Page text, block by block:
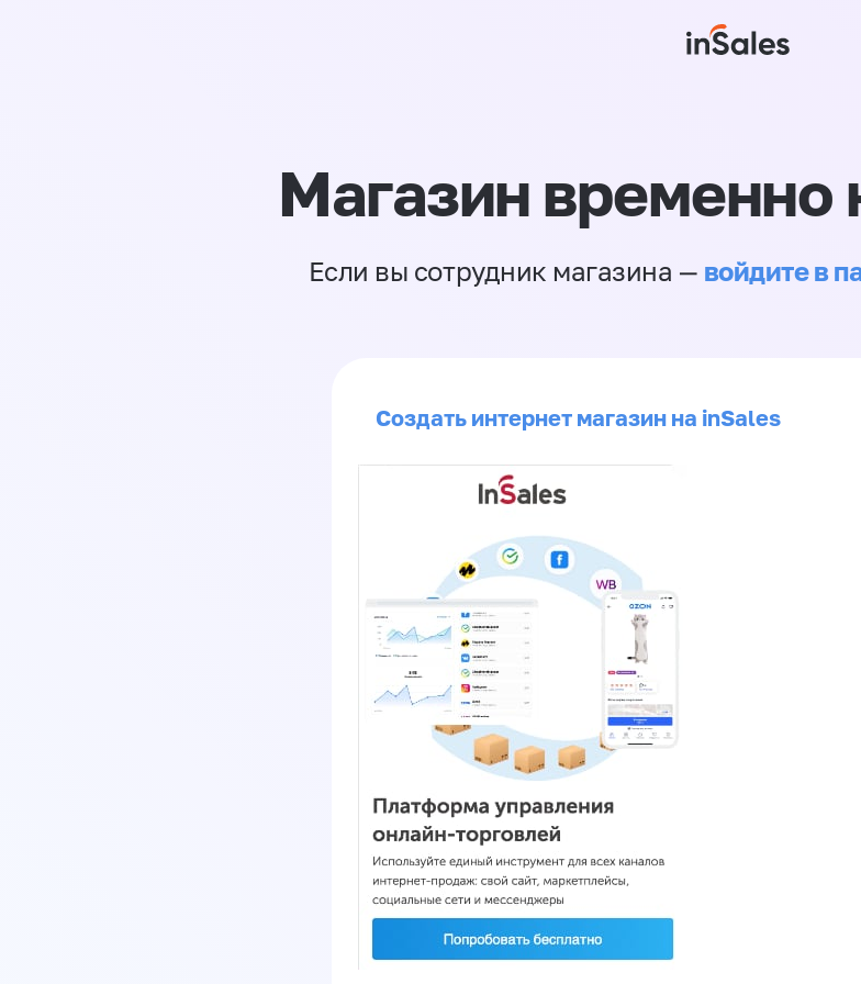
Магазин временно
Если вы сотрудник магазина — войдите в
Создать интернет магазин на inSales